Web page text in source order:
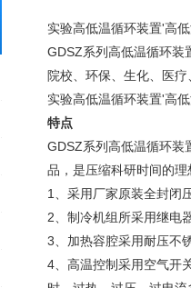
实验高低温循环装置'高
GDSZ系列高低温循环装
院校、环保、生化、医
实验高低温循环装置'高
特点
GDSZ系列高低温循环装
品，是压缩科研时间的理
1、采用厂家原装全封闭
2、制冷机组所采用继电
3、加热容腔采用耐压不
4、高温控制采用空气开